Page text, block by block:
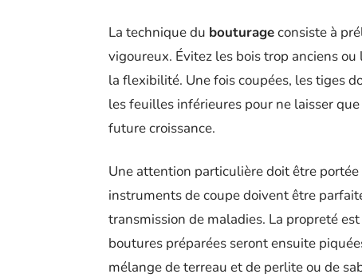
La technique du bouturageconsiste à
vigoureux. Évitez les bois trop anciens
la flexibilité. Une fois coupées, les tiges
les feuilles inférieures pour ne laisser
future croissance.
Une attention particulière doit être
instruments de coupe doivent être
transmission de maladies. La propreté
boutures préparées seront ensuite
mélange de terreau et de perlite ou de